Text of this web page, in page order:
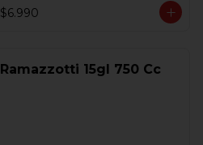
$6.990
Ramazzotti 15gl 750 Cc